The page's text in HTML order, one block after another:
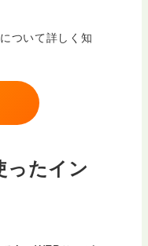
ついて詳しく知
ったイン